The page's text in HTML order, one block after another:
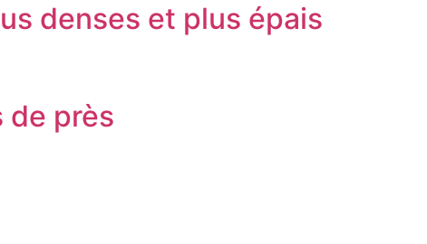
denses et plus épais
de près